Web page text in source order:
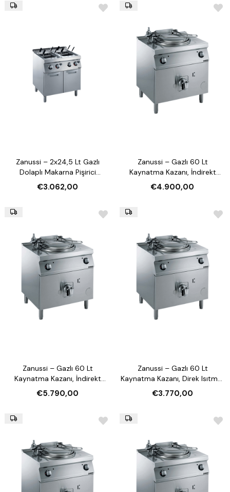
Zanussi – 2x24,5 Lt Gazlı
Dolaplı Makarna Pişirici
(372091)
€3.062,00
Zanussi – Gazlı 60 Lt
Kaynatma Kazanı, İndirekt
Isıtmalı (372269)
€4.900,00
Zanussi – Gazlı 60 Lt
Kaynatma Kazanı, İndirekt
Isıtmalı ve Otomatik Su
Doldurmalı (372270)
€5.790,00
Zanussi – Gazlı 60 Lt
Kaynatma Kazanı, Direk Isıtmalı
(372271)
€3.770,00